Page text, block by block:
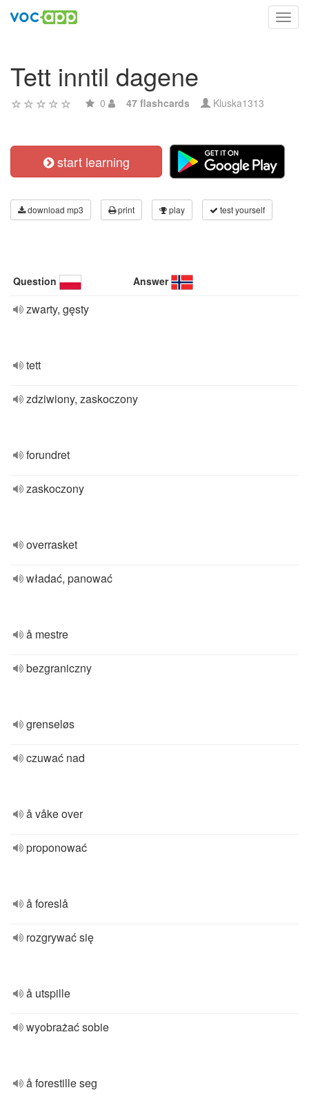
Tett inntil dagene
0 47 flashcards Kluska1313
start learning
download mp3 print play test yourself
Question Answer
zwarty, gęsty
tett
zdziwiony, zaskoczony
forundret
zaskoczony
overrasket
władać, panować
å mestre
bezgraniczny
grenseløs
czuwać nad
å våke over
proponować
å foreslå
rozgrywać się
å utspille
wyobrażać sobie
å forestille seg